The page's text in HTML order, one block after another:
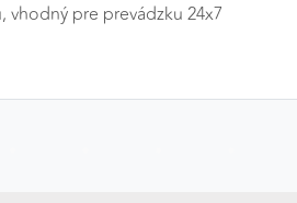
pre prevádzku 24x7